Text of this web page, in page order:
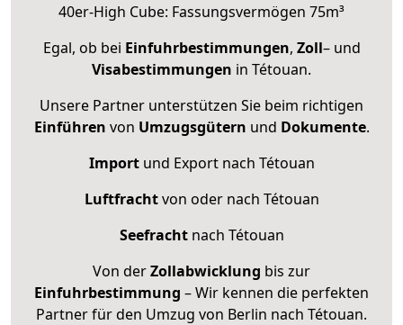
40er-High Cube: Fassungsvermögen 75m³
Egal, ob bei Einfuhrbestimmungen, Zoll– und
Visabestimmungen in Tétouan.
Unsere Partner unterstützen Sie beim richtigen
Einführen von Umzugsgütern und Dokumente.
Importund Export nach Tétouan
Luftfrachtvon oder nach Tétouan
Seefrachtnach Tétouan
Von derZollabwicklung bis zur
Einfuhrbestimmung – Wir kennen die perfekten
Partner für den Umzug von Berlin nach Tétouan.